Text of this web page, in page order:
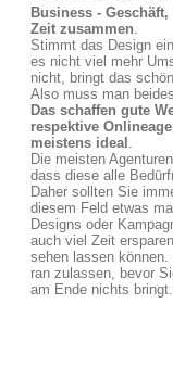
Business -
Zeit zusammen.
Stimmt das Design
es nicht viel mehr
nicht, bringt das
Also muss man
Das schaffen gute
respektive
meistens ideal .
Die meisten
dass diese alle
Daher sollten Sie
diesem Feld etwas
Designs oder
auch viel Zeit
sehen lassen
ran zulassen, bevor
am Ende nichts bringt.